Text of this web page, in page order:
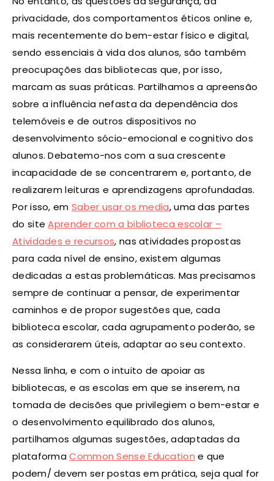
privacidade, dos comportamentos éticos online e,
mais recentemente do bem-estar físico e digital,
sendo essenciais à vida dos alunos, são também
preocupações das bibliotecas que, por isso,
marcam as suas práticas. Partilhamos a apreensão
sobre a influência nefasta da dependência dos
telemóveis e de outros dispositivos no
desenvolvimento sócio-emocional e cognitivo dos
alunos. Debatemo-nos com a sua crescente
incapacidade de se concentrarem e, portanto, de
realizarem leituras e aprendizagens aprofundadas.
Por isso, em Saber usar os media, uma das partes
do siteAprender com a biblioteca escolar –
Atividades e recursos, nas atividades propostas
para cada nível de ensino, existem algumas
dedicadas a estas problemáticas. Mas precisamos
sempre de continuar a pensar, de experimentar
caminhos e de propor sugestões que, cada
biblioteca escolar, cada agrupamento poderão, se
as considerarem úteis, adaptar ao seu contexto.
Nessa linha, e com o intuito de apoiar as
bibliotecas, e as escolas em que se inserem, na
tomada de decisões que privilegiem o bem-estar e
o desenvolvimento equilibrado dos alunos,
partilhamos algumas sugestões, adaptadas da
plataformaCommon Sense Education e que
podem/ devem ser postas em prática, seja qual for